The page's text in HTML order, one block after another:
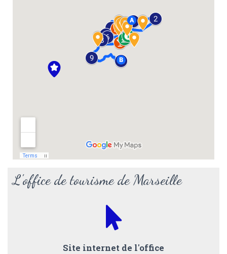
L'office de tourisme de Marseille
Site internet de l'office